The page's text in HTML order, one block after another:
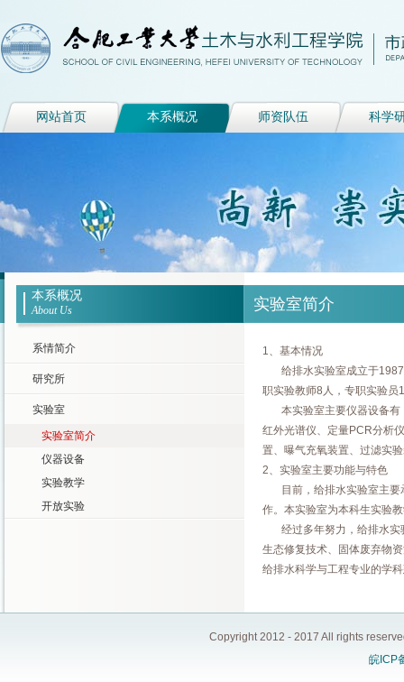
网站首页 本系概况 师资队伍 科学
本系概况
About Us
系情简介
研究所
实验室
实验室简介
仪器设备
实验教学
开放实验
实验室简介
1、基本情况
给排水实验室成立于1987
职实验教师8人，专职实验员
本实验室主要仪器设备有
红外光谱仪、定量PCR分析
置、曝气充氧装置、过滤实
2、实验室主要功能与特色
目前，给排水实验室主要
作。本实验室为本科生实验
经过多年努力，给排水实
生态修复技术、固体废弃物
给排水科学与工程专业的学
Copyright 2012 - 2017 All rights
皖ICP